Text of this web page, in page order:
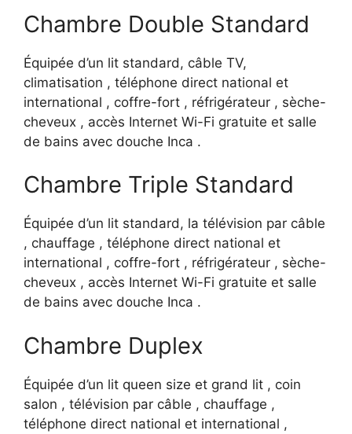
Chambre Double Standard
Équipée d’un lit standard, câble TV,
climatisation , téléphone direct national et
international , coffre-fort , réfrigérateur , sèche-
cheveux , accès Internet Wi-Fi gratuite et salle
de bains avec douche Inca .
Chambre Triple Standard
Équipée d’un lit standard, la télévision par câble
, chauffage , téléphone direct national et
international , coffre-fort , réfrigérateur , sèche-
cheveux , accès Internet Wi-Fi gratuite et salle
de bains avec douche Inca .
Chambre Duplex
Équipée d’un lit queen size et grand lit , coin
salon , télévision par câble , chauffage ,
téléphone direct national et international ,